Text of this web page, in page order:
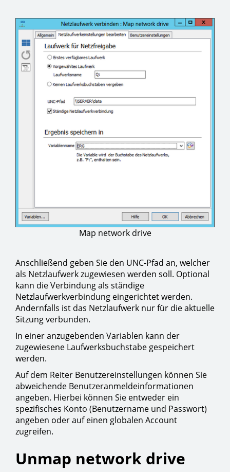
Map network drive
Anschließend geben Sie den UNC-Pfad an, welcher
als Netzlaufwerk zugewiesen werden soll. Optional
kann die Verbindung als ständige
Netzlaufwerkverbindung eingerichtet werden.
Andernfalls ist das Netzlaufwerk nur für die aktuelle
Sitzung verbunden.
In einer anzugebenden Variablen kann der
zugewiesene Laufwerksbuchstabe gespeichert
werden.
Auf dem Reiter Benutzereinstellungen können Sie
abweichende Benutzeranmeldeinformationen
angeben. Hierbei können Sie entweder ein
spezifisches Konto (Benutzername und Passwort)
angeben oder auf einen globalen Account
zugreifen.
Unmap network drive